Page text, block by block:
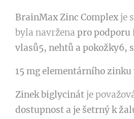
BrainMax Zinc Complexje
byla navržena pro podporu
vlasů5, nehtů a
15 mg elementárního
Zinek biglycinátje
dostupnost a je šetrný k